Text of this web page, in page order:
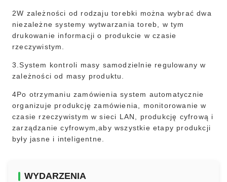
2W zależności od rodzaju torebki można wybrać dwa
niezależne systemy wytwarzania toreb, w tym
drukowanie informacji o produkcie w czasie
rzeczywistym.
3.System kontroli masy samodzielnie regulowany w
zależności od masy produktu.
4Po otrzymaniu zamówienia system automatycznie
organizuje produkcję zamówienia, monitorowanie w
czasie rzeczywistym w sieci LAN, produkcję cyfrową i
zarządzanie cyfrowym,aby wszystkie etapy produkcji
były jasne i inteligentne.
WYDARZENIA